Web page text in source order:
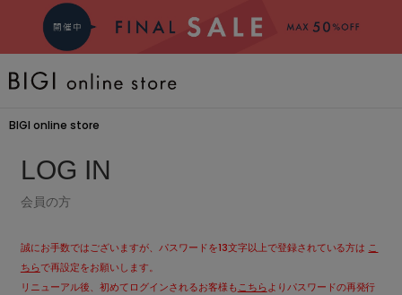
BRAND
大きいサイズ
CATEGORY
BIGI online store
LOG IN
会員の方
誠にお手数ではございますが、パスワードを13文字以上で登録されている方は こ
ちらで再設定をお願いします。
リニューアル後、初めてログインされるお客様もこちらよりパスワードの再発行